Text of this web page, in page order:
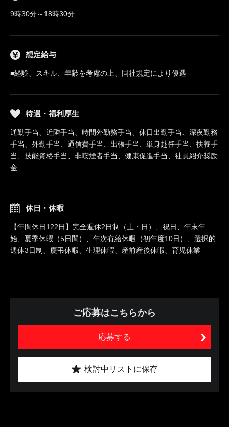
9時30分～18時30分
想定給与
■経験、スキル、年齢を考慮の上、同社規定により優遇
待遇・福利厚生
通勤手当、近隣手当、時間外勤務手当、休日出勤手当、深夜勤務
手当、外勤手当、通信費手当、出張手当、単身赴任手当、扶養手
当、技能資格手当、非喫煙者手当、健康促進手当、社員紹介奨励
金
休日・休暇
【年間休日122日】完全週休2日制（土・日）、祝日、年末年
始、夏季休暇（5日間）、年次有給休暇（初年度10日）、選択的
週休3日制、慶弔休暇、生理休暇、産前産後休暇、育児休業
ご応募はこちらから
応募する
検討中リストに保存